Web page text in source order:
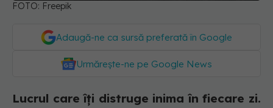
FOTO: Freepik
Adaugă-ne ca sursă preferată în Google
Urmărește-ne pe Google News
Lucrul care îți distruge inima în fiecare zi.